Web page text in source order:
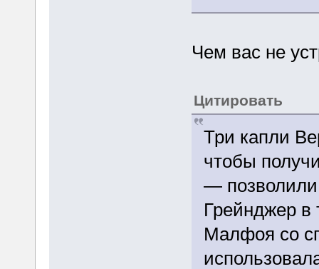
Чем вас не
Цитировать
Три капли
чтобы
— позволили
Грейнджер в
Малфоя со